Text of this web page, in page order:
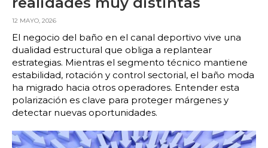
12 MAYO, 2026
El negocio del baño en el canal deportivo vive una
dualidad estructural que obliga a replantear
estrategias. Mientras el segmento técnico mantiene
estabilidad, rotación y control sectorial, el baño moda
ha migrado hacia otros operadores. Entender esta
polarización es clave para proteger márgenes y
detectar nuevas oportunidades.